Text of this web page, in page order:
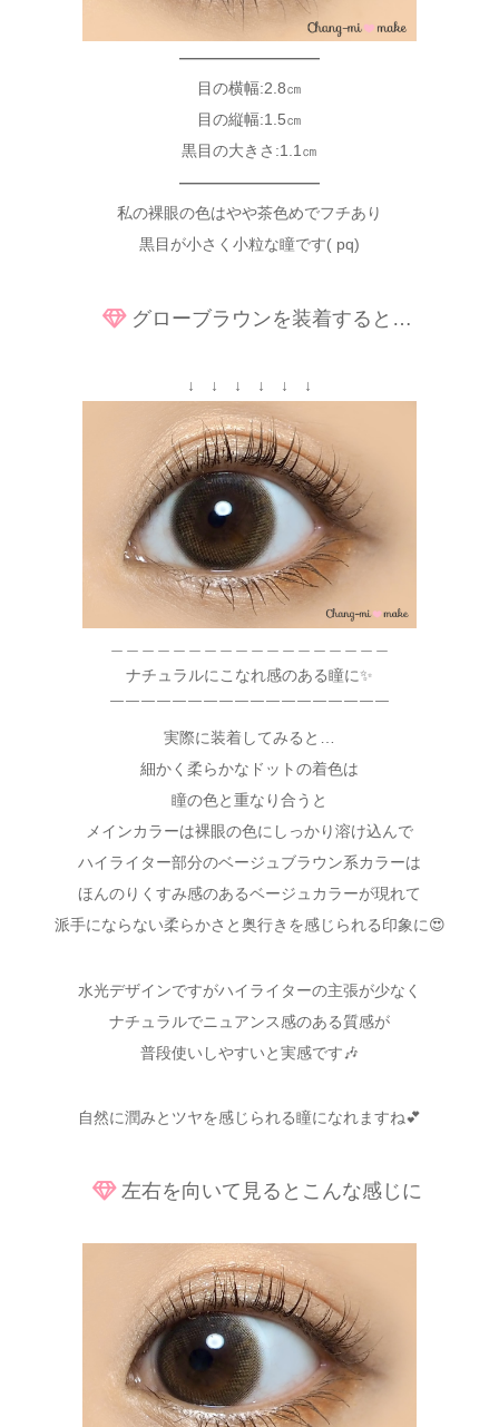
—————————
目の横幅:2.8㎝
目の縦幅:1.5㎝
黒目の大きさ:1.1㎝
—————————
私の裸眼の色はやや茶色めでフチあり
黒目が小さく小粒な瞳です( pq)
グローブラウンを装着すると…
↓ ↓ ↓ ↓ ↓ ↓
ナチュラルにこなれ感のある瞳に✨
￣￣￣￣￣￣￣￣￣￣￣￣￣￣￣￣￣￣
実際に装着してみると…
細かく柔らかなドットの着色は
瞳の色と重なり合うと
メインカラーは裸眼の色にしっかり溶け込んで
ハイライター部分のベージュブラウン系カラーは
ほんのりくすみ感のあるベージュカラーが現れて
派手にならない柔らかさと奥行きを感じられる印象に😍
水光デザインですがハイライターの主張が少なく
ナチュラルでニュアンス感のある質感が
普段使いしやすいと実感です🎶
自然に潤みとツヤを感じられる瞳になれますね💕
左右を向いて見るとこんな感じに